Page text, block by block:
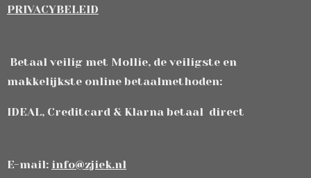
PRIVACYBELEID
Betaal veilig met Mollie, de veiligste en
makkelijkste online betaalmethoden:
IDEAL, Creditcard & Klarna betaal direct
E-mail: info@zjiek.nl